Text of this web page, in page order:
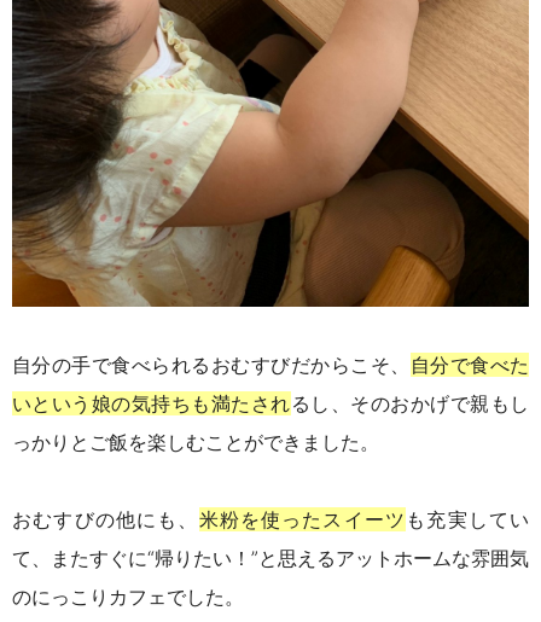
自分の手で食べられるおむすびだからこそ、
自分で食べた
いという娘の気持ちも満たされるし、そのおかげで親もし
っかりとご飯を楽しむことができました。
おむすびの他にも、 米粉を使ったスイーツ も充実してい
て、またすぐに“帰りたい！”と思えるアットホームな雰囲気
のにっこりカフェでした。